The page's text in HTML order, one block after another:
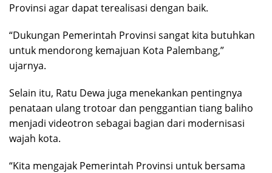
Provinsi agar dapat terealisasi dengan baik.
“Dukungan Pemerintah Provinsi sangat kita butuhkan
untuk mendorong kemajuan Kota Palembang,”
ujarnya.
Selain itu, Ratu Dewa juga menekankan pentingnya
penataan ulang trotoar dan penggantian tiang baliho
menjadi videotron sebagai bagian dari modernisasi
wajah kota.
“Kita mengajak Pemerintah Provinsi untuk bersama